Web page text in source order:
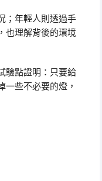
；年輕人則透過手
也理解背後的環境
驗點證明：只要給
些不必要的燈，